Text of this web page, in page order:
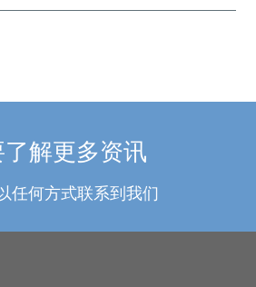
解更多资讯
任何方式联系到我们